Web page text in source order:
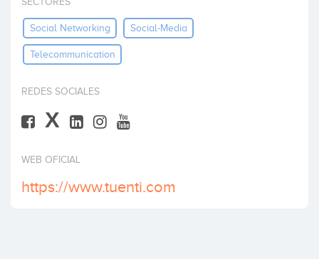
Social Networking Social-Media
Telecommunication
REDES SOCIALES
X
WEB OFICIAL
https://www.tuenti.com